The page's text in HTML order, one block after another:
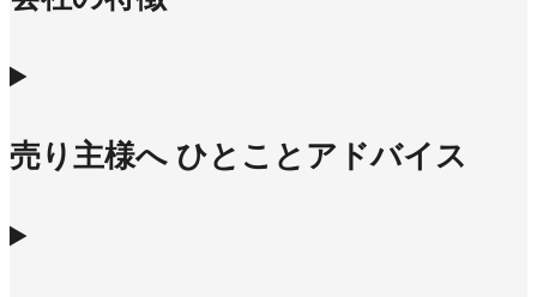
売り主様へ ひとことアドバイス